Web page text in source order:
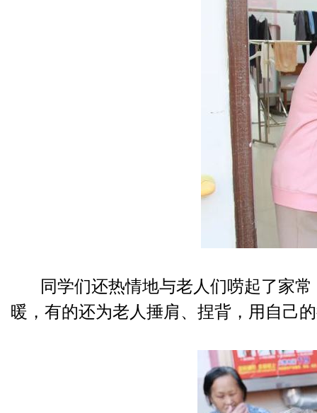
同学们还热情地与老人们唠起了家常
暖，有的还为老人捶肩、捏背，用自己